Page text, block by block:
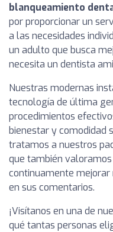
blanqueamiento
por proporcionar un
a las necesidades
un adulto que busca
necesita un dentista
Nuestras modernas
tecnología de última
procedimientos
bienestar y comodidad
tratamos a nuestros
que también
continuamente mejorar
en sus comentarios.
¡Visítanos en una de
qué tantas personas